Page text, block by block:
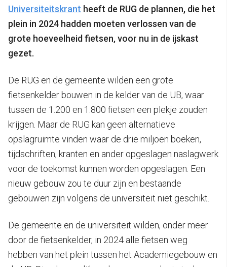
Universiteitskrant heeft de RUG de plannen, die het
plein in 2024 hadden moeten verlossen van de
grote hoeveelheid fietsen, voor nu in de ijskast
gezet.
De RUG en de gemeente wilden een grote
fietsenkelder bouwen in de kelder van de UB, waar
tussen de 1.200 en 1.800 fietsen een plekje zouden
krijgen. Maar de RUG kan geen alternatieve
opslagruimte vinden waar de drie miljoen boeken,
tijdschriften, kranten en ander opgeslagen naslagwerk
voor de toekomst kunnen worden opgeslagen. Een
nieuw gebouw zou te duur zijn en bestaande
gebouwen zijn volgens de universiteit niet geschikt.
De gemeente en de universiteit wilden, onder meer
door de fietsenkelder, in 2024 alle fietsen weg
hebben van het plein tussen het Academiegebouw en